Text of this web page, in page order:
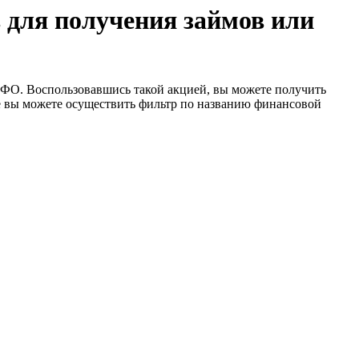
получения займов или
Воспользовавшись такой акцией, вы можете получить
можете осуществить фильтр по названию финансовой